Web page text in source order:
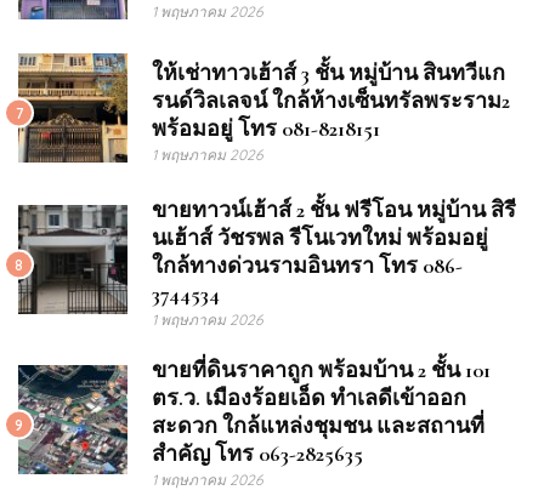
1 พฤษภาคม 2026
7
ให้เช่าทาวเฮ้าส์ 3 ชั้น หมู่บ้าน สินทวีแก
รนด์วิลเลจน์ ใกล้ห้างเซ็นทรัลพระราม2
พร้อมอยู่ โทร 081-8218151
1 พฤษภาคม 2026
8
ขายทาวน์เฮ้าส์ 2 ชั้น ฟรีโอน หมู่บ้าน สิรี
นเฮ้าส์ วัชรพล รีโนเวทใหม่ พร้อมอยู่
ใกล้ทางด่วนรามอินทรา โทร 086-
3744534
1 พฤษภาคม 2026
9
ขายที่ดินราคาถูก พร้อมบ้าน 2 ชั้น 101
ตร.ว. เมืองร้อยเอ็ด ทำเลดีเข้าออก
สะดวก ใกล้แหล่งชุมชน และสถานที่
สำคัญ โทร 063-2825635
1 พฤษภาคม 2026